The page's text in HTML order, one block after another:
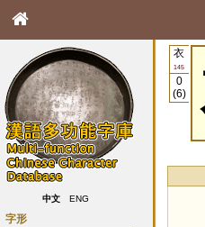
中文 ENG
字形
衣
145
0
(6)